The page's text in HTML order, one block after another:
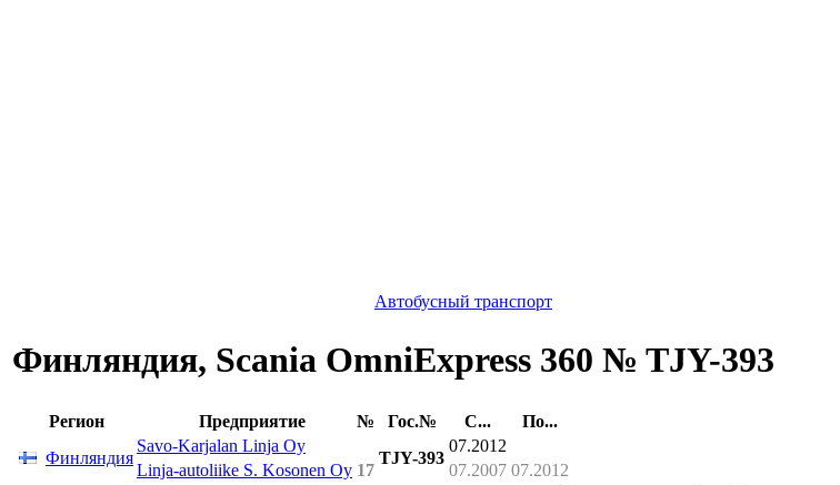
Автобусный транспорт
Финляндия, Scania OmniExpress 360 № TJY-393
Регион Предприятие № Гос.№ С...
По...
Финляндия
Savo-Karjalan Linja Oy
TJY-393
07.2012
Linja-autoliike S. Kosonen Oy 17 07.2007 07.2012